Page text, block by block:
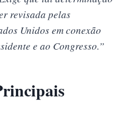
revisada pelas
Unidos em conexão
e ao Congresso.”